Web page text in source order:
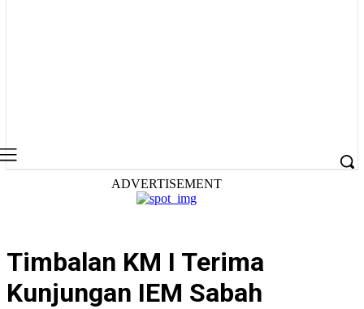
ADVERTISEMENT
Timbalan KM I Terima
Kunjungan IEM Sabah